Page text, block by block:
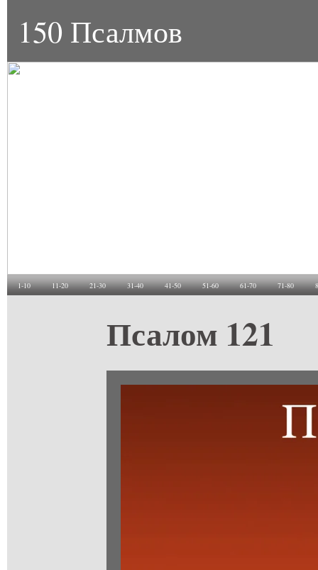
150 Псалмов
1-10 11-20 21-30 31-40 41-50 51-60 61-70 71-80
Псалом 121